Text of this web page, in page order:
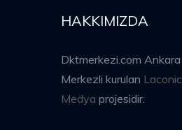
HAKKIMIZDA
Dktmerkezi.com Ankara
Merkezli kurulan Laconic
Medya projesidir.